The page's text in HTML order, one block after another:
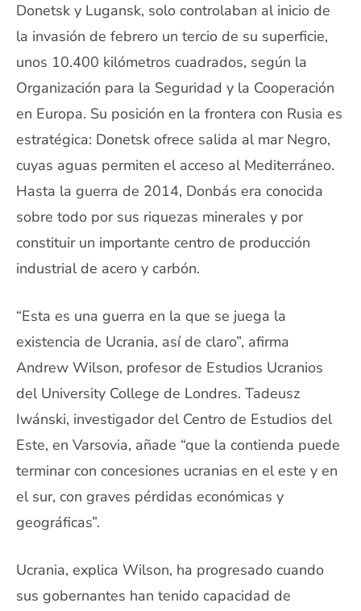
Donetsk y Lugansk, solo controlaban al inicio de
la invasión de febrero un tercio de su superficie,
unos 10.400 kilómetros cuadrados, según la
Organización para la Seguridad y la Cooperación
en Europa. Su posición en la frontera con Rusia es
estratégica: Donetsk ofrece salida al mar Negro,
cuyas aguas permiten el acceso al Mediterráneo.
Hasta la guerra de 2014, Donbás era conocida
sobre todo por sus riquezas minerales y por
constituir un importante centro de producción
industrial de acero y carbón.
“Esta es una guerra en la que se juega la
existencia de Ucrania, así de claro”, afirma
Andrew Wilson, profesor de Estudios Ucranios
del University College de Londres. Tadeusz
Iwánski, investigador del Centro de Estudios del
Este, en Varsovia, añade “que la contienda puede
terminar con concesiones ucranias en el este y en
el sur, con graves pérdidas económicas y
geográficas”.
Ucrania, explica Wilson, ha progresado cuando
sus gobernantes han tenido capacidad de